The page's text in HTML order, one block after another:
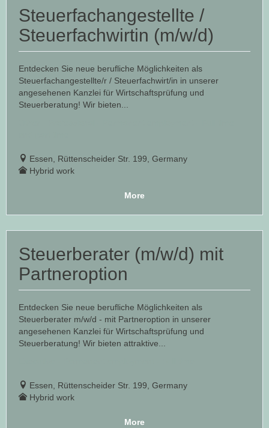
Steuerfachangestellte /
Steuerfachwirtin (m/w/d)
Entdecken Sie neue berufliche Möglichkeiten als
Steuerfachangestellte/r / Steuerfachwirt/in in unserer
angesehenen Kanzlei für Wirtschaftsprüfung und
Steuerberatung! Wir bieten...
Essen, Rüttenscheider Str. 199, Germany
Hybrid work
More
Steuerberater (m/w/d) mit
Partneroption
Entdecken Sie neue berufliche Möglichkeiten als
Steuerberater m/w/d - mit Partneroption in unserer
angesehenen Kanzlei für Wirtschaftsprüfung und
Steuerberatung! Wir bieten attraktive...
Essen, Rüttenscheider Str. 199, Germany
Hybrid work
More